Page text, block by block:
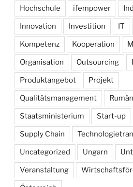
Hochschule ifempower
Innovation Investition IT
Kompetenz Kooperation
Organisation Outsourcing
Produktangebot Projekt
Qualitätsmanagement
Staatsministerium Start-up
Supply Chain
Uncategorized Ungarn
Veranstaltung